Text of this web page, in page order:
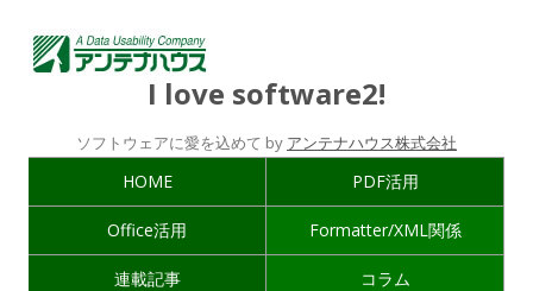
I love software2!
ソフトウェアに愛を込めて by アンテナハウス株式会社
HOME PDF活用
Office活用 Formatter/XML関係
連載記事 コラム